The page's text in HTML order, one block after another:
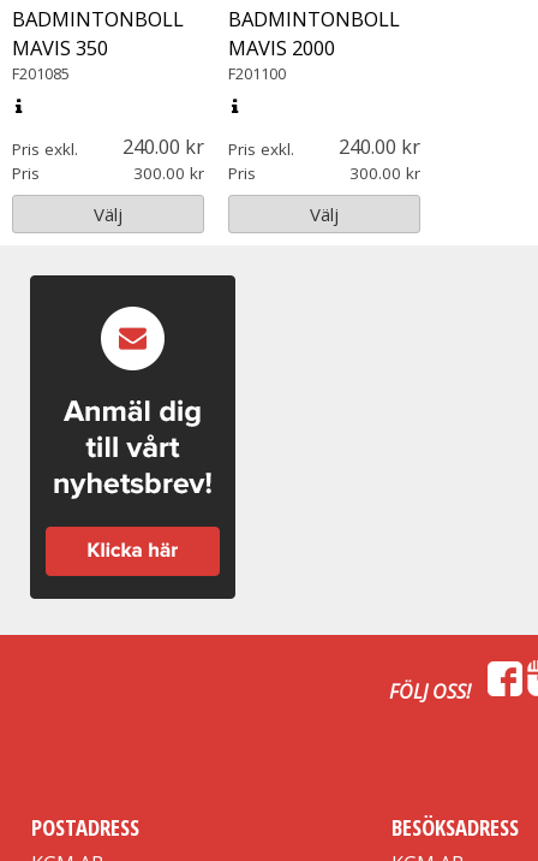
BADMINTONBOLL
MAVIS 350
F201085
Pris exkl. 240.00
Pris 300.00
Välj
BADMINTONBOLL
MAVIS 2000
F201100
Pris exkl. 240.00
Pris 300.00
Välj
FÖLJ OSS!
POSTADRESS BESÖKSADRESS